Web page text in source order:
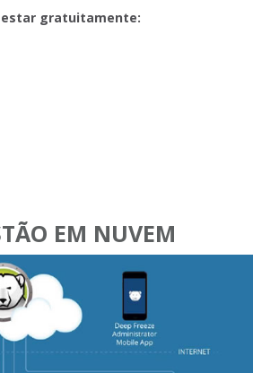
gratuitamente:
EM NUVEM